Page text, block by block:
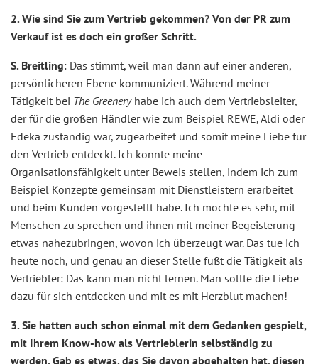
2. Wie sind Sie zum Vertrieb gekommen? Von der PR zum
Verkauf ist es doch ein großer Schritt.
S. Breitling: Das stimmt, weil man dann auf einer anderen,
persönlicheren Ebene kommuniziert. Während meiner
Tätigkeit bei The Greeneryhabe ich auch dem Vertriebsleiter,
der für die großen Händler wie zum Beispiel REWE, Aldi oder
Edeka zuständig war, zugearbeitet und somit meine Liebe für
den Vertrieb entdeckt. Ich konnte meine
Organisationsfähigkeit unter Beweis stellen, indem ich zum
Beispiel Konzepte gemeinsam mit Dienstleistern erarbeitet
und beim Kunden vorgestellt habe. Ich mochte es sehr, mit
Menschen zu sprechen und ihnen mit meiner Begeisterung
etwas nahezubringen, wovon ich überzeugt war. Das tue ich
heute noch, und genau an dieser Stelle fußt die Tätigkeit als
Vertriebler: Das kann man nicht lernen. Man sollte die Liebe
dazu für sich entdecken und mit es mit Herzblut machen!
3. Sie hatten auch schon einmal mit dem Gedanken gespielt,
mit Ihrem Know-how als Vertrieblerin selbständig zu
werden. Gab es etwas, das Sie davon abgehalten hat, diesen